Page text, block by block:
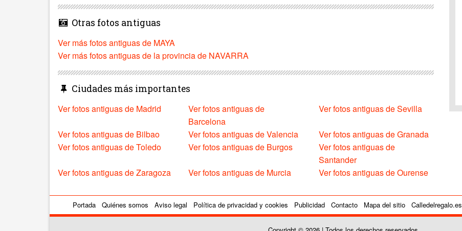
Otras fotos antiguas
Ver más fotos antiguas de MAYA
Ver más fotos antiguas de la provincia de NAVARRA
Ciudades más importantes
Ver fotos antiguas de Madrid
Ver fotos antiguas de
Barcelona
Ver fotos antiguas de Sevilla
Ver fotos antiguas de Bilbao Ver fotos antiguas de Valencia
Ver fotos antiguas de Granada
Ver fotos antiguas de Toledo
Ver fotos antiguas de Burgos
Ver fotos antiguas de
Santander
Ver fotos antiguas de Zaragoza
Ver fotos antiguas de Murcia Ver fotos antiguas de Ourense
Portada Quiénes somos Aviso legal Política de privacidad y cookies Publicidad Contacto Mapa del sitio Calledelregalo.es